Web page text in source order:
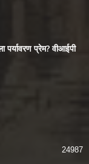
पर्यावरण प्रेम? वीआईपी
24987